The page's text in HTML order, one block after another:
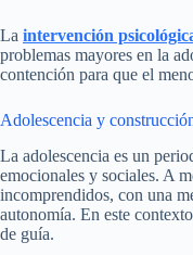
La intervención
problemas mayores en la
contención para que el
Adolescencia y
La adolescencia es un
emocionales y sociales. A
incomprendidos, con una
autonomía. En este
de guía.